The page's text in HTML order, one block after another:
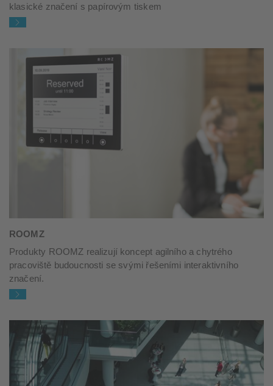
klasické značení s papírovým tiskem
ROOMZ
Produkty ROOMZ realizují koncept agilního a chytrého
pracoviště budoucnosti se svými řešeními interaktivního
značení.